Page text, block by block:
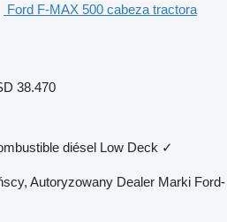
Ford F-MAX 500 cabeza tractora
38.470
diésel Low Deck ✓
Autoryzowany Dealer Marki Ford-